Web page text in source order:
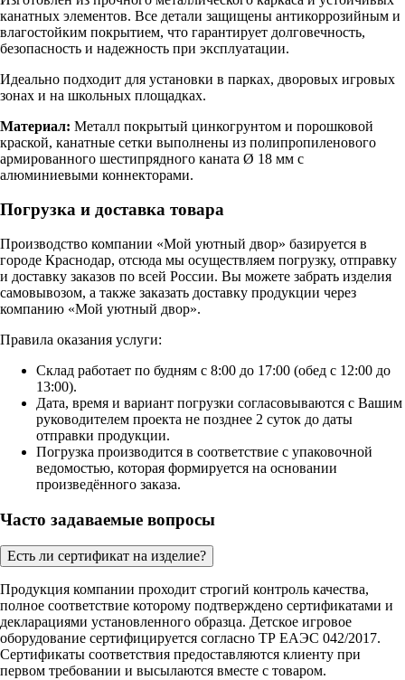
канатных элементов. Все детали защищены антикоррозийным и
влагостойким покрытием, что гарантирует долговечность,
безопасность и надежность при эксплуатации.
Идеально подходит для установки в парках, дворовых игровых
зонах и на школьных площадках.
Материал: Металл покрытый цинкогрунтом и порошковой
краской, канатные сетки выполнены из полипропиленового
армированного шестипрядного каната Ø 18 мм с
алюминиевыми коннекторами.
Погрузка и доставка товара
Производство компании «Мой уютный двор» базируется в
городе Краснодар, отсюда мы осуществляем погрузку, отправку
и доставку заказов по всей России. Вы можете забрать изделия
самовывозом, а также заказать доставку продукции через
компанию «Мой уютный двор».
Правила оказания услуги:
Склад работает по будням с 8:00 до 17:00 (обед с 12:00 до
13:00).
Дата, время и вариант погрузки согласовываются с Вашим
руководителем проекта не позднее 2 суток до даты
отправки продукции.
Погрузка производится в соответствие с упаковочной
ведомостью, которая формируется на основании
произведённого заказа.
Часто задаваемые вопросы
Есть ли сертификат на изделие?
Продукция компании проходит строгий контроль качества,
полное соответствие которому подтверждено сертификатами и
декларациями установленного образца. Детское игровое
оборудование сертифицируется согласно ТР ЕАЭС 042/2017.
Сертификаты соответствия предоставляются клиенту при
первом требовании и высылаются вместе с товаром.